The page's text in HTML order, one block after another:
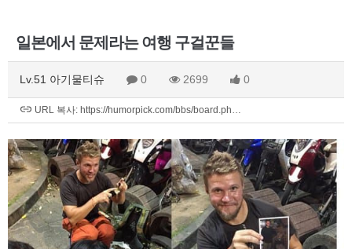
일본에서 문제라는 여행 구걸꾼들
Lv.51 아기물티슈 0 2699 0
URL 복사: https://humorpick.com/bbs/board.ph…